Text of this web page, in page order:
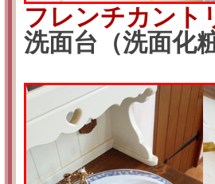
フレンチカント
洗面台（洗面